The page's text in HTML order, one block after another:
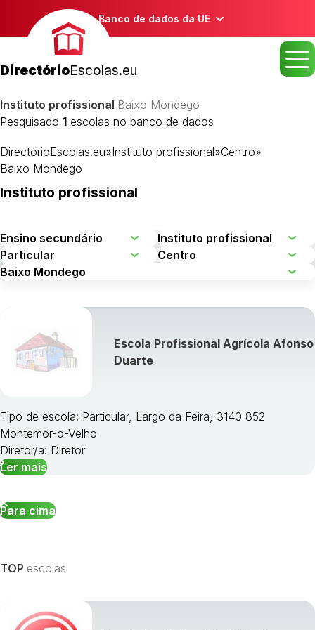
Banco de dados da UE
DirectórioEscolas.eu
Instituto profissional Baixo Mondego
Pesquisado 1 escolas no banco de dados
DirectórioEscolas.eu»Instituto profissional»Centro»
Baixo Mondego
Instituto profissional
Escola Profissional Agrícola Afonso
Duarte
Tipo de escola: Particular, Largo da Feira, 3140 852
Montemor-o-Velho
Diretor/a: Diretor
Ler mais
Para cima
TOP escolas